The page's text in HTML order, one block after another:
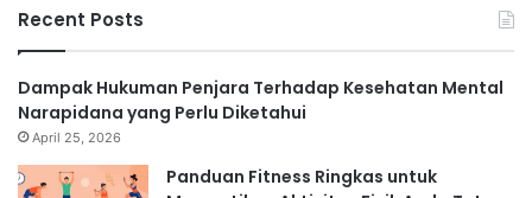
Recent Posts
Dampak Hukuman Penjara Terhadap Kesehatan Mental
Narapidana yang Perlu Diketahui
April 25, 2026
Panduan Fitness Ringkas untuk